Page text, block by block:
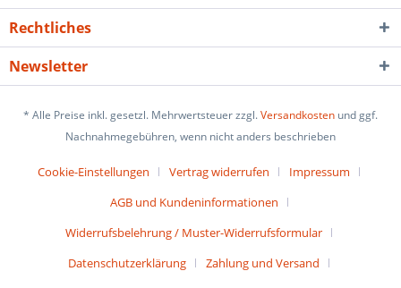
Rechtliches
Newsletter
* Alle Preise inkl. gesetzl. Mehrwertsteuer zzgl.Versandkosten und ggf.
Nachnahmegebühren, wenn nicht anders beschrieben
Cookie-Einstellungen Vertrag widerrufen
Impressum
AGB und Kundeninformationen
Widerrufsbelehrung / Muster-Widerrufsformular
Datenschutzerklärung
Zahlung und Versand